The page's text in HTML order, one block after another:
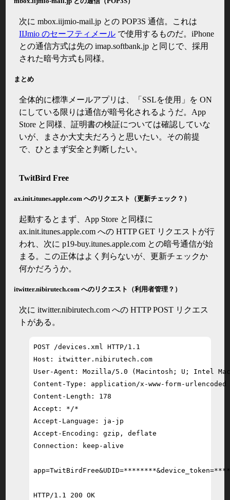
次に mbox.iijmio-mail.jp との POP3S 通信。これは
IIJmio のセーフティメール で使用するものだ。iPhone
との通信方式は先の imap.softbank.jp と同じで、採用
された暗号方式も同様。
まとめ
全体的に標準メールアプリは、「SSLを使用」を ON
にしている限りは通信が暗号化されるようだ。App
Store と同様、証明書の検証については確認していな
いが、まさか大丈夫だろうと思いたい。その前提
で、ひとまず安全と判断したい。
TwitBird Free
ax.init.itunes.apple.com へのリクエスト（更新チェック？）
起動するとまず、App Store と同様に
ax.init.itunes.apple.com への HTTP GET リクエストが行
われ、次に p19-buy.itunes.apple.com との暗号通信が始
まる。この正体はよく判らないが、更新チェックか
何かだろうか。
itwitter.nibirutech.com へのリクエスト（利用者管理？）
次に itwitter.nibirutech.com への HTTP POST リクエス
トがある。
POST /devices.xml HTTP/1.1
Host: itwitter.nibirutech.com
User-Agent: Mozilla/5.0 (Macintosh; U; Intel Mac
Content-Type: application/x-www-form-urlencoded
Content-Length: 178
Accept: */*
Accept-Language: ja-jp
Accept-Encoding: gzip, deflate
Connection: keep-alive
HTTP/1.1 200 OK